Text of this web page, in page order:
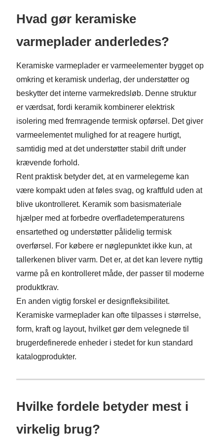
Hvad gør keramiske
varmeplader anderledes?
Keramiske varmeplader er varmeelementer bygget op
omkring et keramisk underlag, der understøtter og
beskytter det interne varmekredsløb. Denne struktur
er værdsat, fordi keramik kombinerer elektrisk
isolering med fremragende termisk opførsel. Det giver
varmeelementet mulighed for at reagere hurtigt,
samtidig med at det understøtter stabil drift under
krævende forhold.
Rent praktisk betyder det, at en varmelegeme kan
være kompakt uden at føles svag, og kraftfuld uden at
blive ukontrolleret. Keramik som basismateriale
hjælper med at forbedre overfladetemperaturens
ensartethed og understøtter pålidelig termisk
overførsel. For købere er nøglepunktet ikke kun, at
tallerkenen bliver varm. Det er, at det kan levere nyttig
varme på en kontrolleret måde, der passer til moderne
produktkrav.
En anden vigtig forskel er designfleksibilitet.
Keramiske varmeplader kan ofte tilpasses i størrelse,
form, kraft og layout, hvilket gør dem velegnede til
brugerdefinerede enheder i stedet for kun standard
katalogprodukter.
Hvilke fordele betyder mest i
virkelig brug?